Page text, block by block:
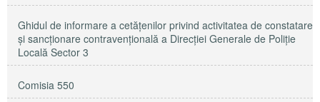
Ghidul de informare a cetățenilor privind activitatea de constatare
și sancționare contravențională a Direcției Generale de Poliție
Locală Sector 3
Comisia 550